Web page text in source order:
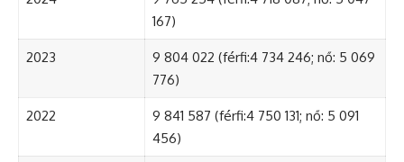
167)
2023
9 804 022 (férfi:4 734 246; nő: 5 069
776)
2022
9 841 587 (férfi:4 750 131; nő: 5 091
456)